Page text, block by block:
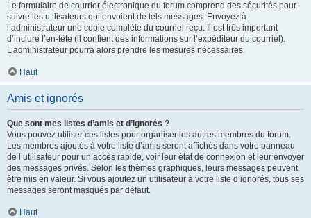
Le formulaire de courrier électronique du forum comprend des sécurités pour
suivre les utilisateurs qui envoient de tels messages. Envoyez à
l’administrateur une copie complète du courriel reçu. Il est très important
d’inclure l’en-tête (il contient des informations sur l’expéditeur du courriel).
L’administrateur pourra alors prendre les mesures nécessaires.
Haut
Amis et ignorés
Que sont mes listes d’amis et d’ignorés ?
Vous pouvez utiliser ces listes pour organiser les autres membres du forum.
Les membres ajoutés à votre liste d’amis seront affichés dans votre panneau
de l’utilisateur pour un accès rapide, voir leur état de connexion et leur envoyer
des messages privés. Selon les thèmes graphiques, leurs messages peuvent
être mis en valeur. Si vous ajoutez un utilisateur à votre liste d’ignorés, tous ses
messages seront masqués par défaut.
Haut